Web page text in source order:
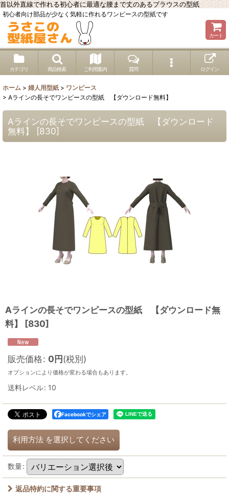
首以外直線で作れる初心者に最適な腰まで丈のあるブラウスの型紙
初心者向け部品が少なく気軽に作れるワンピースの型紙です
カート
カテゴリ 商品検索 ご利用案内 質問 ログイン
ホーム > 婦人用型紙 > ワンピース
> Aラインの長そでワンピースの型紙 【ダウンロード無料】
Aラインの長そでワンピースの型紙 【ダウンロード
無料】
[830]
Aラインの長そでワンピースの型紙 【ダウンロード無
料】
[830]
販売価格: 0円(税別)
オプションにより価格が変わる場合もあります。
送料レベル: 10
Facebookでシェア
利用方法 を選択してください
数量:
返品特約に関する重要事項